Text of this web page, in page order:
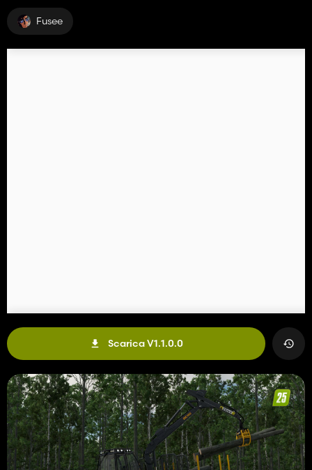
Fusee
Scarica V1.1.0.0